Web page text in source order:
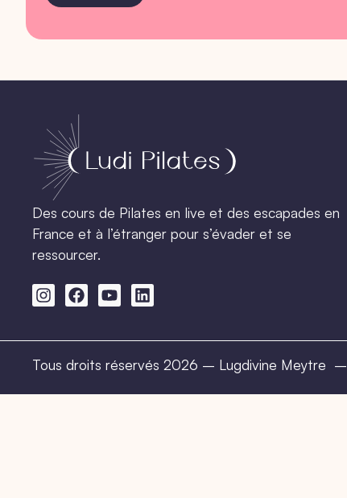
Des cours de Pilates en live et des escapades en
France et à l’étranger pour s’évader et se
ressourcer.
Tous droits réservés 2026 – Lugdivine Meytre –